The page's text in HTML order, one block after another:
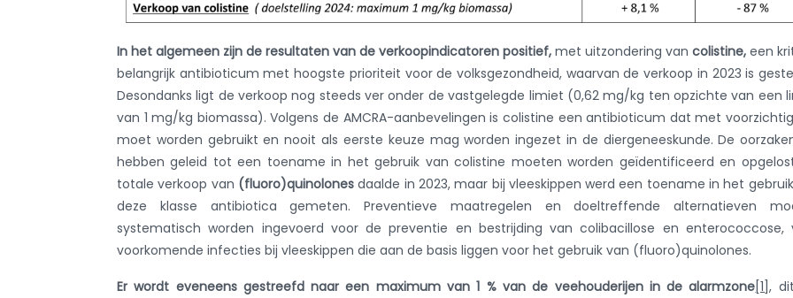
In het algemeen zijn de resultaten van de verkoopindicatoren positief, met uitzondering van colistine, een
belangrijk antibioticum met hoogste prioriteit voor de volksgezondheid, waarvan de verkoop in 2023 is
Desondanks ligt de verkoop nog steeds ver onder de vastgelegde limiet (0,62 mg/kg ten opzichte van een
van 1 mg/kg biomassa). Volgens de AMCRA-aanbevelingen is colistine een antibioticum dat met
moet worden gebruikt en nooit als eerste keuze mag worden ingezet in de diergeneeskunde. De
hebben geleid tot een toename in het gebruik van colistine moeten worden geïdentificeerd en
totale verkoop van (fluoro)quinolonesdaalde in 2023, maar bij vleeskippen werd een toename in het
deze klasse antibiotica gemeten. Preventieve maatregelen en doeltreffende alternatieven
systematisch worden ingevoerd voor de preventie en bestrijding van colibacillose en enterococcose,
voorkomende infecties bij vleeskippen die aan de basis liggen voor het gebruik van (fluoro)quinolones.
Er wordt eveneens gestreefd naar een maximum van 1 % van de veehouderijen in de alarmzone[1],